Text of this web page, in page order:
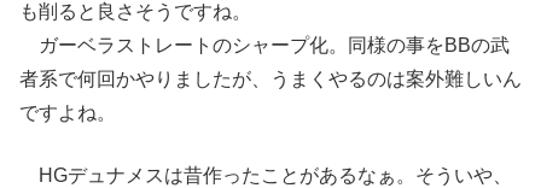
も削ると良さそうですね。
ガーベラストレートのシャープ化。同様の事をBBの武
者系で何回かやりましたが、うまくやるのは案外難しいん
ですよね。
HGデュナメスは昔作ったことがあるなぁ。そういや、